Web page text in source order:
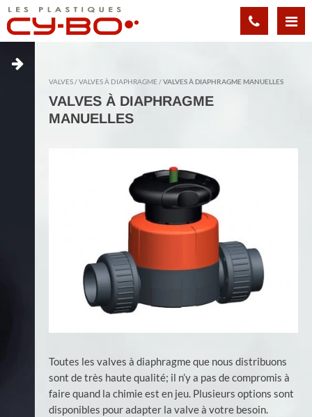
Panneau de gestion des cookies
VALVES VALVES À DIAPHRAGME VALVES À DIAPHRAGME MANUELLES
VALVES À DIAPHRAGME
MANUELLES
Toutes les valves à diaphragme que nous distribuons
sont de très haute qualité; il n’y a pas de compromis à
faire quand la chimie est en jeu. Plusieurs options sont
disponibles pour adapter la valve à votre besoin.